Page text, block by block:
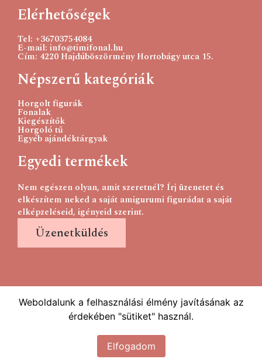
Elérhetőségek
Tel: +36703754084
E-mail: info@timifonal.hu
Cím: 4220 Hajdúböszörmény Hortobágy utca 15.
Népszerű kategóriák
Horgolt figurák
Fonalak
Kiegészítők
Horgoló tű
Egyéb ajándéktárgyak
Egyedi termékek
Nem egészen olyan, amit szeretnél? Írj üzenetet és
elkészítem neked a saját amigurumi figurádat a saját
elképzeléseid, igényeid szerint.
Üzenetküldés
2023 timifonal.hu Minden jog fenntartva
Weboldalunk a felhasználási élmény javításának az
érdekében "sütiket" használ.
Elfogadom